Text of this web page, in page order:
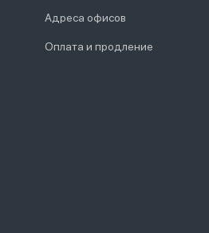
Адреса офисов
Оплата и продление